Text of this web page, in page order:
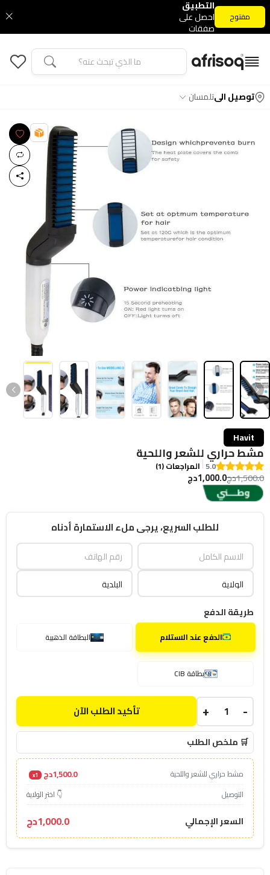
التطبيق
احصل على
صفقات
الحصرية
مفتوح
توصيل الىتلمسان
Havit
مشط حراري للشعر واللحية
5.0 المراجعات (1)
1,500.0دج 1,000.0دج
للطلب السريع، يرجى ملء الاستمارة أدناه
طريقة الدفع
الدفع عند الاستلام البطاقة الذهبية
بطاقة CIB
-
+ تأكيد الطلب الآن
🛒 ملخص الطلب
1,500.0دج x1
مشط حراري للشعر واللحية
👇 اختر الولاية
التوصيل
1,000.0دج السعر الإجمالي